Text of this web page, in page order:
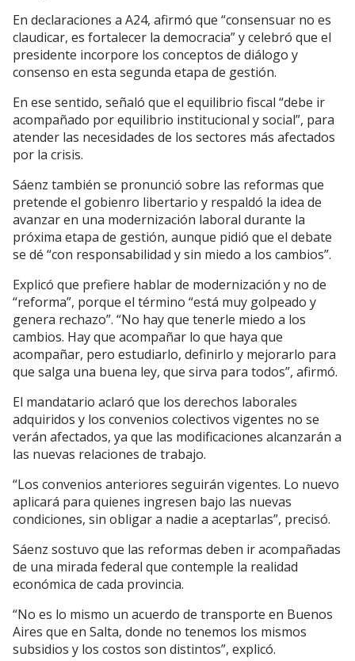
En declaraciones a A24, afirmó que “consensuar no es
claudicar, es fortalecer la democracia” y celebró que el
presidente incorpore los conceptos de diálogo y
consenso en esta segunda etapa de gestión.
En ese sentido, señaló que el equilibrio fiscal “debe ir
acompañado por equilibrio institucional y social”, para
atender las necesidades de los sectores más afectados
por la crisis.
Sáenz también se pronunció sobre las reformas que
pretende el gobienro libertario y respaldó la idea de
avanzar en una modernización laboral durante la
próxima etapa de gestión, aunque pidió que el debate
se dé “con responsabilidad y sin miedo a los cambios”.
Explicó que prefiere hablar de modernización y no de
“reforma”, porque el término “está muy golpeado y
genera rechazo”. “No hay que tenerle miedo a los
cambios. Hay que acompañar lo que haya que
acompañar, pero estudiarlo, definirlo y mejorarlo para
que salga una buena ley, que sirva para todos”, afirmó.
El mandatario aclaró que los derechos laborales
adquiridos y los convenios colectivos vigentes no se
verán afectados, ya que las modificaciones alcanzarán a
las nuevas relaciones de trabajo.
“Los convenios anteriores seguirán vigentes. Lo nuevo
aplicará para quienes ingresen bajo las nuevas
condiciones, sin obligar a nadie a aceptarlas”, precisó.
Sáenz sostuvo que las reformas deben ir acompañadas
de una mirada federal que contemple la realidad
económica de cada provincia.
“No es lo mismo un acuerdo de transporte en Buenos
Aires que en Salta, donde no tenemos los mismos
subsidios y los costos son distintos”, explicó.